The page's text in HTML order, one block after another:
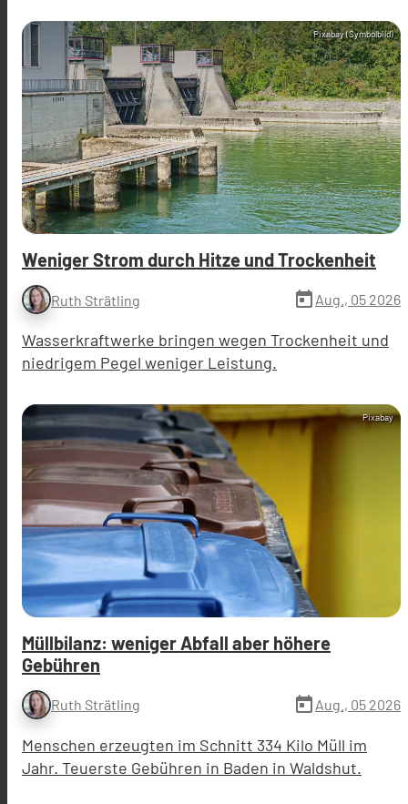
Pixabay (Symbolbild)
Weniger Strom durch Hitze und Trockenheit
Ruth Strätling today Aug., 05 2026
Wasserkraftwerke bringen wegen Trockenheit und
niedrigem Pegel weniger Leistung.
Pixabay
Müllbilanz: weniger Abfall aber höhere
Gebühren
Ruth Strätling today Aug., 05 2026
Menschen erzeugten im Schnitt 334 Kilo Müll im
Jahr. Teuerste Gebühren in Baden in Waldshut.